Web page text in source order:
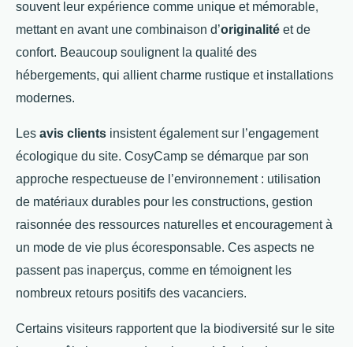
souvent leur expérience comme unique et mémorable,
mettant en avant une combinaison d’originalité et de
confort. Beaucoup soulignent la qualité des
hébergements, qui allient charme rustique et installations
modernes.
Les avis clients insistent également sur l’engagement
écologique du site. CosyCamp se démarque par son
approche respectueuse de l’environnement : utilisation
de matériaux durables pour les constructions, gestion
raisonnée des ressources naturelles et encouragement à
un mode de vie plus écoresponsable. Ces aspects ne
passent pas inaperçus, comme en témoignent les
nombreux retours positifs des vacanciers.
Certains visiteurs rapportent que la biodiversité sur le site